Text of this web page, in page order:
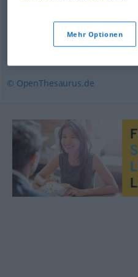
© OpenThesaurus.de
Mehr Optionen